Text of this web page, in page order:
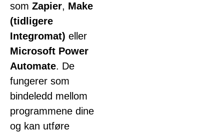
som Zapier, Make
(tidligere
Integromat) eller
Microsoft Power
Automate. De
fungerer som
bindeledd mellom
programmene dine
og kan utføre